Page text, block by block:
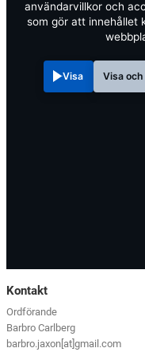
användarvillkor och
som gör att innehållet
Visa Visa
Kontakt
Ordförande
Barbro Carlberg
barbro.jaxon[at]gmail.com